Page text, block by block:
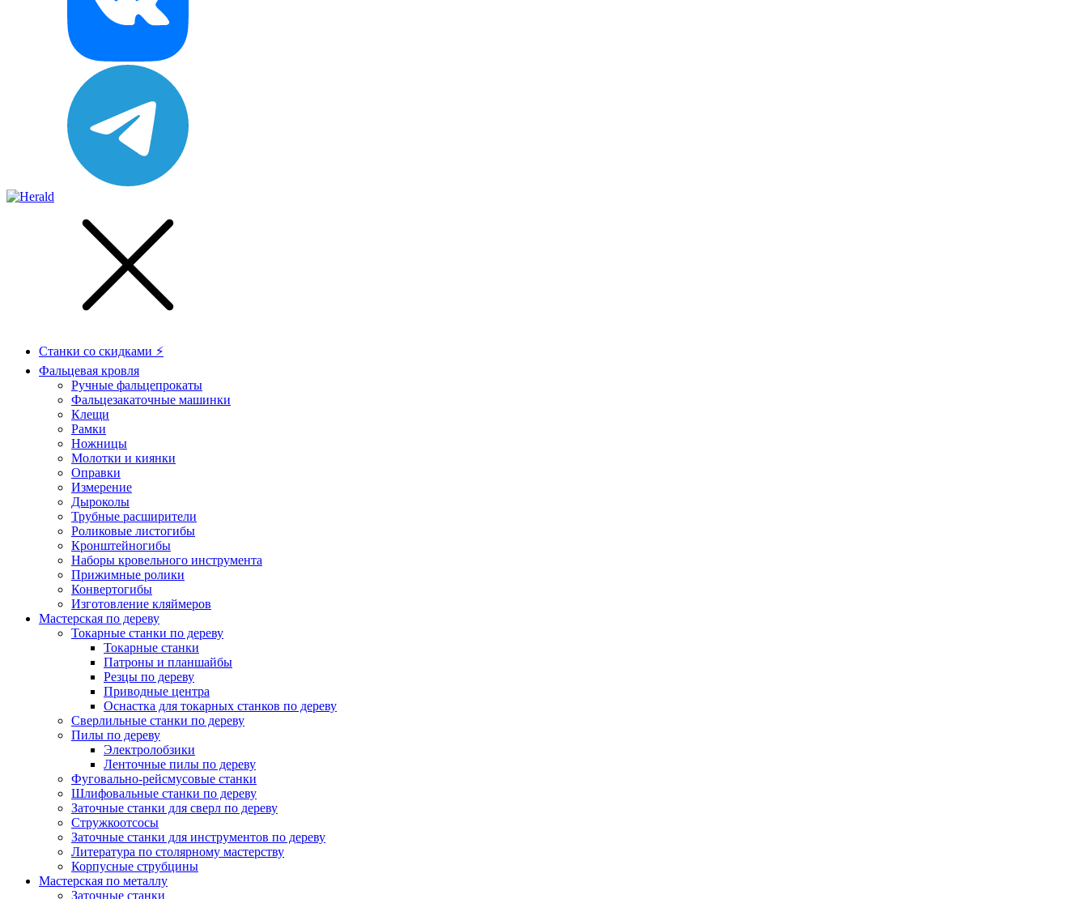
Станки со скидками ⚡
Фальцевая кровля
Ручные фальцепрокаты
Фальцезакаточные машинки
Клещи
Рамки
Ножницы
Молотки и киянки
Оправки
Измерение
Дыроколы
Трубные расширители
Роликовые листогибы
Кронштейногибы
Наборы кровельного инструмента
Прижимные ролики
Конвертогибы
Изготовление кляймеров
Мастерская по дереву
Токарные станки по дереву
Токарные станки
Патроны и планшайбы
Резцы по дереву
Приводные центра
Оснастка для токарных станков по дереву
Сверлильные станки по дереву
Пилы по дереву
Электролобзики
Ленточные пилы по дереву
Фуговально-рейсмусовые станки
Шлифовальные станки по дереву
Заточные станки для сверл по дереву
Стружкоотсосы
Заточные станки для инструментов по дереву
Литература по столярному мастерству
Корпусные струбцины
Мастерская по металлу
Заточные станки